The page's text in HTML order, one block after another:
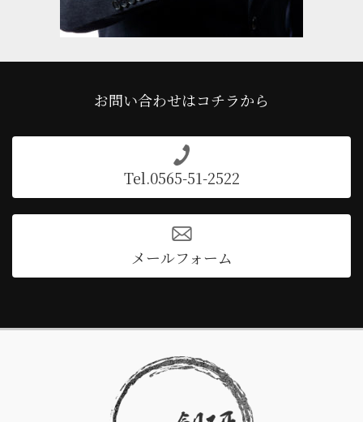
お問い合わせはコチラから
Tel.0565-51-2522
メールフォーム